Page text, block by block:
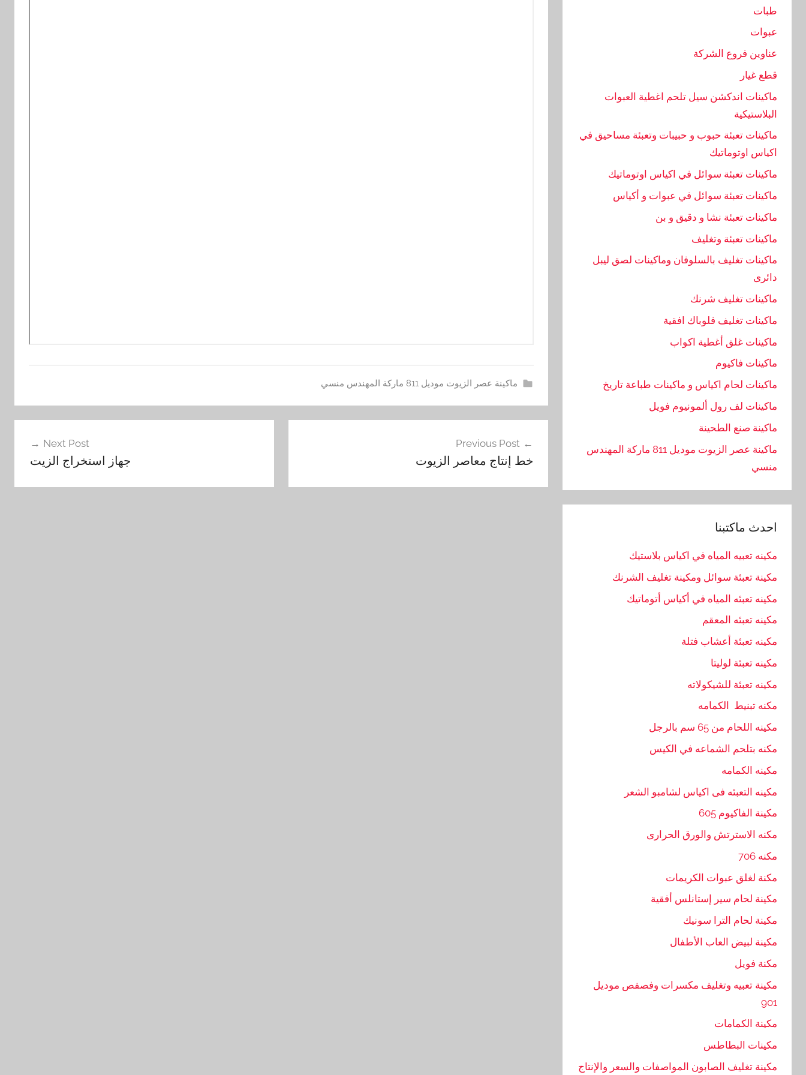
ماكينة عصر الزيوت موديل 811 ماركة المهندس منسي
ب
ذ
المقالات
Previous Post
خط إنتاج معاصر الزيوت
Next Post
جهاز استخراج الزيت
طبات
عبوات
عناوين فروع الشركة
قطع غيار
ماكينات اندكشن سيل تلحم اغطية العبوات
البلاستيكية
ماكينات تعبئة حبوب و حبيبات وتعبئة مساحيق في
اكياس اوتوماتيك
ماكينات تعبئة سوائل في اكياس اوتوماتيك
ماكينات تعبئة سوائل في عبوات و أكياس
ماكينات تعبئة نشا و دقيق و بن
ماكينات تعبئة وتغليف
ماكينات تغليف بالسلوفان وماكينات لصق ليبل
دائرى
ماكينات تغليف شرنك
ماكينات تغليف فلوباك افقية
ماكينات غلق أغطية اكواب
ماكينات فاكيوم
ماكينات لحام اكياس و ماكينات طباعة تاريخ
ماكينات لف رول ألمونيوم فويل
ماكينة صنع الطحينة
ماكينة عصر الزيوت موديل 811 ماركة المهندس
منسي
احدث ماكتبنا
مكينه تعبيه المياه في اكياس بلاستيك
مكينة تعبئة سوائل ومكينة تغليف الشرنك
مكينه تعبئه المياه في أكياس أتوماتيك
مكينه تعبئه المعقم
مكينه تعبئة أعشاب فتلة
مكينه تعبئة لوليتا
مكينه تعبئة للشيكولاته
مكنه تبنيط الكمامه
مكينه اللحام من 65 سم بالرجل
مكنه بتلحم الشماعه في الكيس
مكينه الكمامه
مكينه التعبئه فى اكياس لشامبو الشعر
مكينة الفاكيوم 605
مكنه الاسترتش والورق الحرارى
مكنه 706
مكنة لغلق عبوات الكريمات
مكينة لحام سير إستانلس أفقية
مكينة لحام الترا سونيك
مكينة لبيض العاب الأطفال
مكنة فويل
مكينة تعبيه وتغليف مكسرات وفصفص موديل
901
مكينة الكمامات
مكينات البطاطس
مكينة تغليف الصابون المواصفات والسعر والإنتاج